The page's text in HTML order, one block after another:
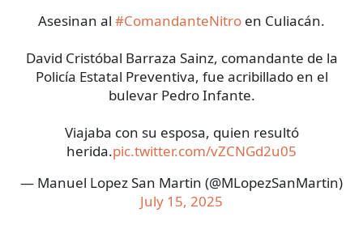
Asesinan al #ComandanteNitro en Culiacán.
David Cristóbal Barraza Sainz, comandante de la
Policía Estatal Preventiva, fue acribillado en el
bulevar Pedro Infante.
Viajaba con su esposa, quien resultó
herida.pic.twitter.com/vZCNGd2u05
— Manuel Lopez San Martin (@MLopezSanMartin)
July 15, 2025